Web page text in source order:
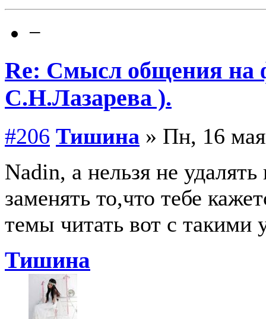
−
Re: Смысл общения на
С.Н.Лазарева ).
#206 Тишина » Пн, 16
Nadin, а нельзя не
заменять то,что тебе
темы читать вот с такими
Тишина